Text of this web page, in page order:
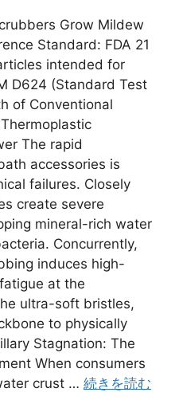
Grow Mildew
Standard: FDA 21
intended for
D624 (Standard Test
of Conventional
The rapid
accessories is
failures. Closely
create severe
mineral-rich water
Concurrently,
induces high-
at the
ultra-soft bristles,
to physically
Stagnation: The
When consumers
crust … 続きを読む